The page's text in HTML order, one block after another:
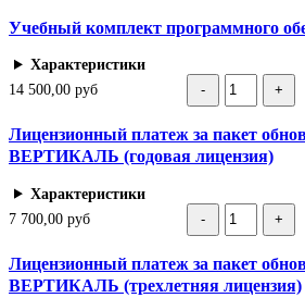
Учебный комплект программного
Характеристики
14 500,00 руб
Лицензионный платеж за пакет
ВЕРТИКАЛЬ (годовая лицензия)
Характеристики
7 700,00 руб
Лицензионный платеж за пакет
ВЕРТИКАЛЬ (трехлетняя лицензия)